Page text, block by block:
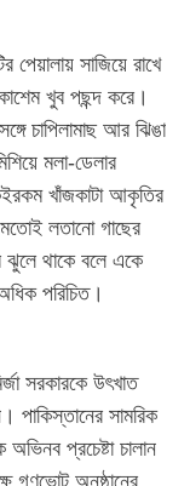
সাজিয়ে রাখে
খুব পছন্দ করে।
চাপিলামাছ আর ঝিঙা
মলা-ডেলার
খাঁজকাটা আকৃতির
লতানো গাছের
থাকে বলে একে
পরিচিত।
সরকারকে উৎখাত
পাকিস্তানের সামরিক
প্রচেষ্টা চালান